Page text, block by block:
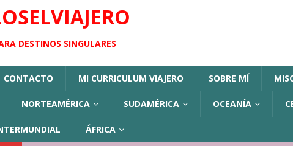
DESTINOS SINGULARES
CONTACTO MI CURRICULUM VIAJERO SOBRE MÍ
NORTEAMÉRICA SUDAMÉRICA OCEANÍA
ÁFRICA